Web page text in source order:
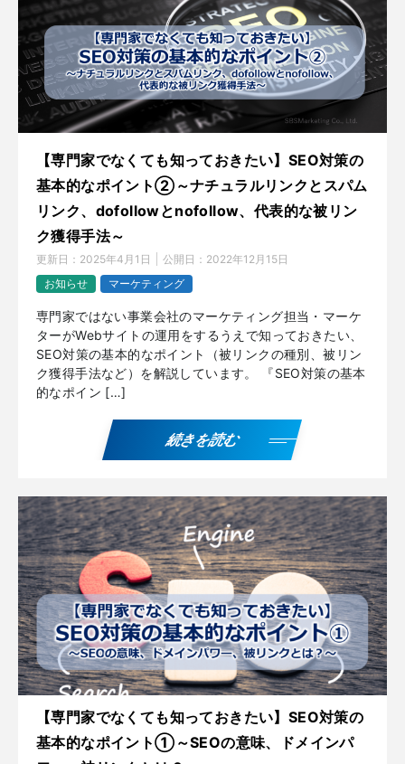
【専門家でなくても知っておきたい】SEO対策の
基本的なポイント②～ナチュラルリンクとスパム
リンク、dofollowとnofollow、代表的な被リン
ク獲得手法～
更新日： 2025年4月1日 公開日： 2022年12月15日
お知らせ
マーケティング
専門家ではない事業会社のマーケティング担当・マーケ
ターがWebサイトの運用をするうえで知っておきたい、
SEO対策の基本的なポイント（被リンクの種別、被リン
ク獲得手法など）を解説しています。 『SEO対策の基本
的なポイン […]
続きを読む
【専門家でなくても知っておきたい】SEO対策の
基本的なポイント①～SEOの意味、ドメインパ